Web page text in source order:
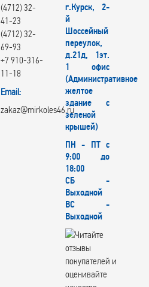
(4712) 32-
41-23
(4712) 32-
69-93
+7 910-316-
11-18
Email:
zakaz@mirkoles46.ru
г.Курск, 2-
й
Шоссейный
переулок,
д.21д, 1эт.
1 офис
(Административное
желтое
здание с
зеленой
крышей)
ПН - ПТ с
9:00 до
18:00
СБ -
Выходной
ВС -
Выходной